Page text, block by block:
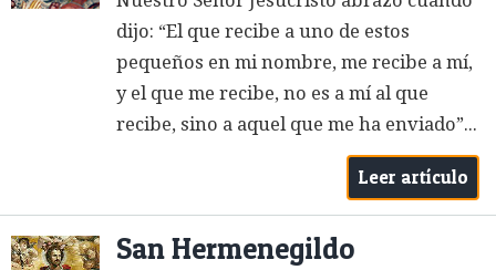
dijo: “El que recibe a uno de estos
pequeños en mi nombre, me recibe a mí,
y el que me recibe, no es a mí al que
recibe, sino a aquel que me ha enviado”...
Leer artículo
San Hermenegildo